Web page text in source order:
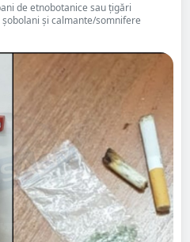
de etnobotanice sau țigări
și calmante/somnifere